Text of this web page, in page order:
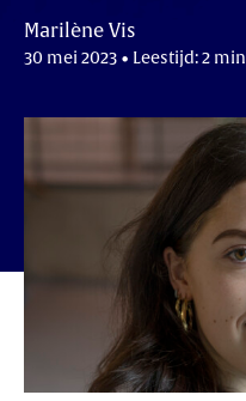
Marilène Vis
30 mei 2023 • Leestijd: 2 min